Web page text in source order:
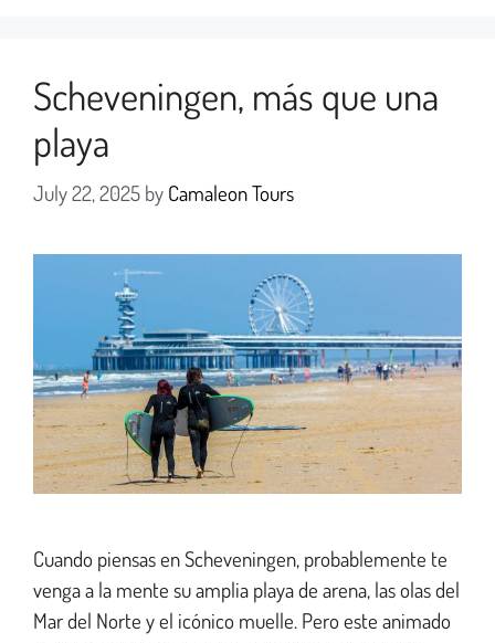
Scheveningen, más que una
playa
July 22, 2025 by Camaleon Tours
Cuando piensas en Scheveningen, probablemente te
venga a la mente su amplia playa de arena, las olas del
Mar del Norte y el icónico muelle. Pero este animado